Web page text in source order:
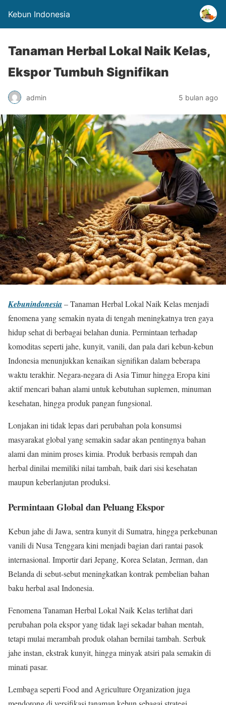
Kebun Indonesia
Tanaman Herbal Lokal Naik Kelas,
Ekspor Tumbuh Signifikan
admin 5 bulan ago
Kebunindonesia– Tanaman Herbal Lokal Naik Kelas menjadi
fenomena yang semakin nyata di tengah meningkatnya tren gaya
hidup sehat di berbagai belahan dunia. Permintaan terhadap
komoditas seperti jahe, kunyit, vanili, dan pala dari kebun-kebun
Indonesia menunjukkan kenaikan signifikan dalam beberapa
waktu terakhir. Negara-negara di Asia Timur hingga Eropa kini
aktif mencari bahan alami untuk kebutuhan suplemen, minuman
kesehatan, hingga produk pangan fungsional.
Lonjakan ini tidak lepas dari perubahan pola konsumsi
masyarakat global yang semakin sadar akan pentingnya bahan
alami dan minim proses kimia. Produk berbasis rempah dan
herbal dinilai memiliki nilai tambah, baik dari sisi kesehatan
maupun keberlanjutan produksi.
Permintaan Global dan Peluang Ekspor
Kebun jahe di Jawa, sentra kunyit di Sumatra, hingga perkebunan
vanili di Nusa Tenggara kini menjadi bagian dari rantai pasok
internasional. Importir dari Jepang, Korea Selatan, Jerman, dan
Belanda di sebut-sebut meningkatkan kontrak pembelian bahan
baku herbal asal Indonesia.
Fenomena Tanaman Herbal Lokal Naik Kelas terlihat dari
perubahan pola ekspor yang tidak lagi sekadar bahan mentah,
tetapi mulai merambah produk olahan bernilai tambah. Serbuk
jahe instan, ekstrak kunyit, hingga minyak atsiri pala semakin di
minati pasar.
Lembaga seperti Food and Agriculture Organization juga